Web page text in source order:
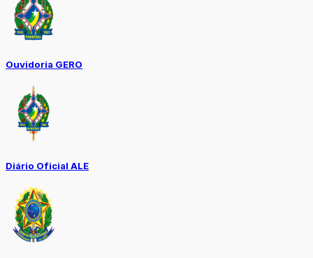
Ouvidoria GERO
Diário Oficial ALE